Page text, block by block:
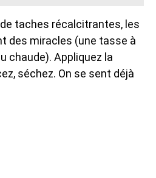
taches récalcitrantes, les
des miracles (une tasse à
chaude). Appliquez la
séchez. On se sent déjà